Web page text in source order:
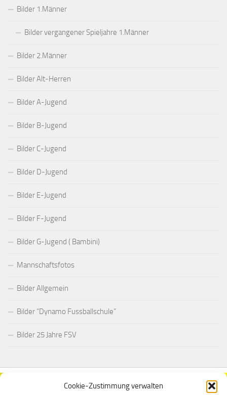
Cookie-Zustimmung verwalten
Bilder 1.Männer
Bilder vergangener Spieljahre 1.Männer
Bilder 2.Männer
Bilder Alt-Herren
Bilder A-Jugend
Bilder B-Jugend
Bilder C-Jugend
Bilder D-Jugend
Bilder E-Jugend
Bilder F-Jugend
Bilder G-Jugend ( Bambini)
Mannschaftsfotos
Bilder Allgemein
Bilder “Dynamo Fussballschule”
Bilder 25 Jahre FSV